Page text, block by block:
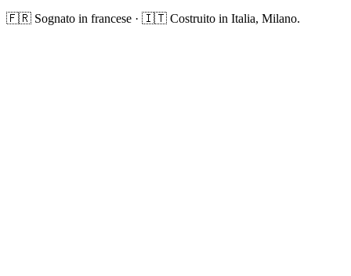
🇫🇷 Sognato in francese · 🇮🇹 Costruito in Italia, Milano.